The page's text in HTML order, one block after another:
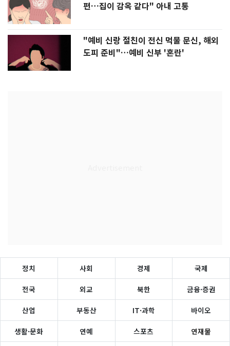
편…집이 감옥 같다" 아내 고통
"예비 신랑 절친이 전신 먹물 문신, 해외
도피 준비"…예비 신부 '혼란'
정치 사회 경제 국제
전국 외교 북한 금융·증권
산업 부동산 IT·과학 바이오
생활·문화 연예 스포츠 연재물